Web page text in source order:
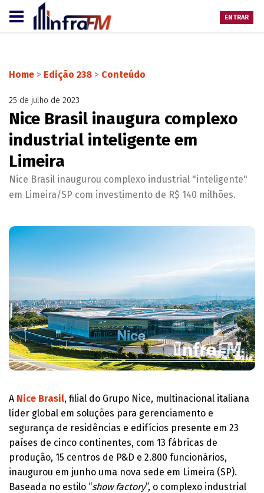
ENTRAR
Home > Edição 238 > Conteúdo
25 de julho de 2023
Nice Brasil inaugura complexo
industrial inteligente em
Limeira
Nice Brasil inaugurou complexo industrial "inteligente"
em Limeira/SP com investimento de R$ 140 milhões.
A Nice Brasil, filial do Grupo Nice, multinacional italiana
líder global em soluções para gerenciamento e
segurança de residências e edifícios presente em 23
países de cinco continentes, com 13 fábricas de
produção, 15 centros de P&D e 2.800 funcionários,
inaugurou em junho uma nova sede em Limeira (SP).
Baseada no estilo “show factory”, o complexo industrial